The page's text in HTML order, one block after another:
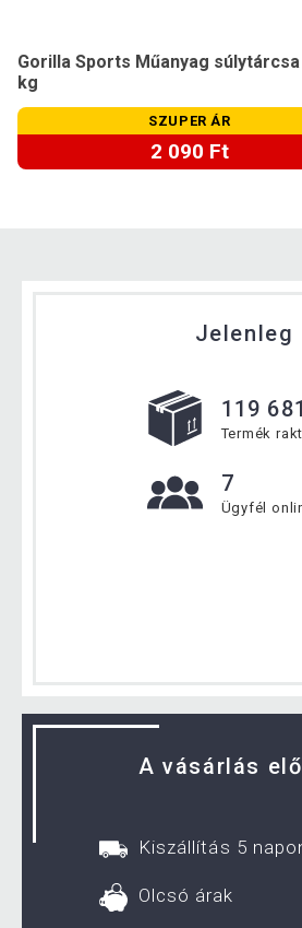
Gorilla Sports Műanyag
kg
SZUPER ÁR
2 090 Ft
Jelenleg
119
Termék
7
Ügyfél
A vásárlás
Kiszállítás 5
Olcsó árak